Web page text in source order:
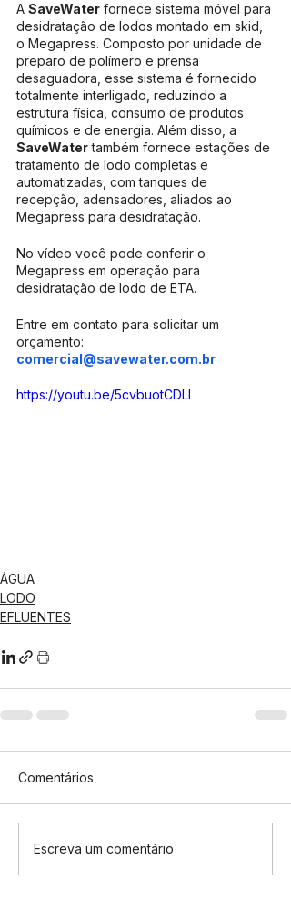
A SaveWater fornece sistema móvel para
desidratação de lodos montado em skid,
o Megapress. Composto por unidade de
preparo de polímero e prensa
desaguadora, esse sistema é fornecido
totalmente interligado, reduzindo a
estrutura física, consumo de produtos
químicos e de energia. Além disso, a
SaveWater também fornece estações de
tratamento de lodo completas e
automatizadas, com tanques de
recepção, adensadores, aliados ao
Megapress para desidratação.
No vídeo você pode conferir o
Megapress em operação para
desidratação de lodo de ETA.
Entre em contato para solicitar um
orçamento:
comercial@savewater.com.br
https://youtu.be/5cvbuotCDLI
ÁGUA
LODO
EFLUENTES
Comentários
Escreva um comentário